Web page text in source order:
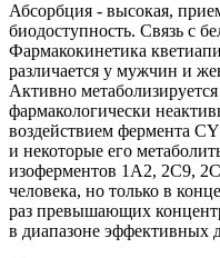
Абсорбция - высокая,
биодоступность. Связь с
Фармакокинетика
различается у мужчин и
Активно
фармакологически
воздействием фермента
и некоторые его
изоферментов 1А2, 2С9,
человека, но только в
раз превышающих
в диапазоне эффективных